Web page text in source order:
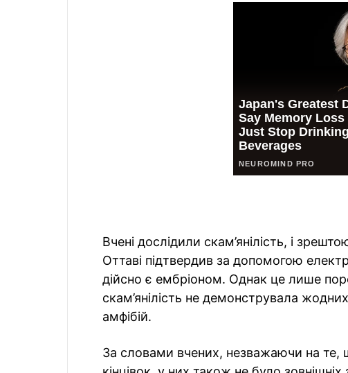
Вчені дослідили скам’янілість, і
Оттаві підтвердив за допомогою
дійсно є ембріоном. Однак це лише
скам’янілість не демонструвала
амфібій.
За словами вчених, незважаючи на те,